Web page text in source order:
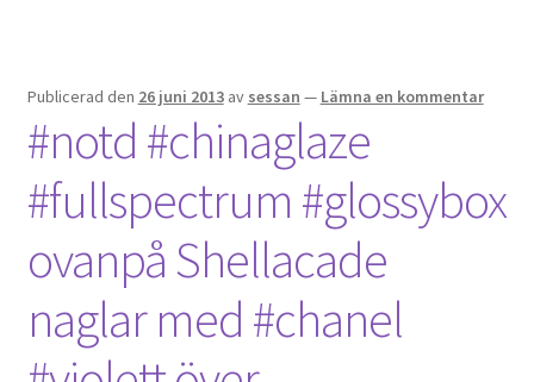
Publicerad den 26 juni 2013 av sessan — Lämna en kommentar
#notd #chinaglaze
#fullspectrum #glossybox
ovanpå Shellacade
naglar med #chanel